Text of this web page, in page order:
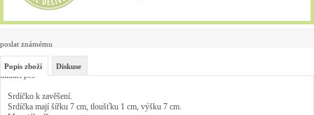
poslat známému
hlídací pes
Popis zboží Diskuse
Srdíčko k zavěšení.
Srdíčka mají šířku 7 cm, tloušťku 1 cm, výšku 7 cm.